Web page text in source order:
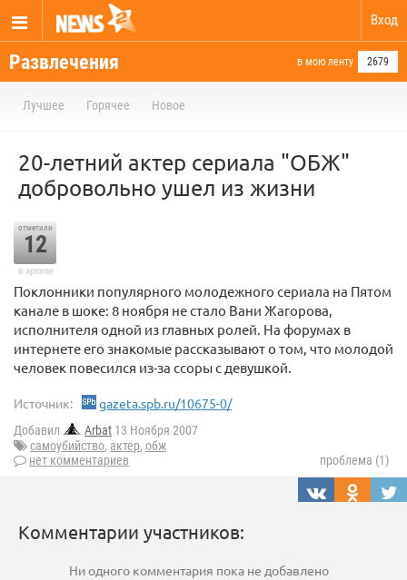
Вход
Развлечения в мою ленту 2679
Лучшее Горячее Новое
20-летний актер сериала "ОБЖ"
добровольно ушел из жизни
отметили
12
в архиве
Поклонники популярного молодежного сериала на Пятом
канале в шоке: 8 ноября не стало Вани Жагорова,
исполнителя одной из главных ролей. На форумах в
интернете его знакомые рассказывают о том, что молодой
человек повесился из-за ссоры с девушкой.
Источник: gazeta.spb.ru/10675-0/
Добавил Arbat 13 Ноября 2007
самоубийство, актер, обж
нет комментариев
проблема (1)
Комментарии участников:
Ни одного комментария пока не добавлено